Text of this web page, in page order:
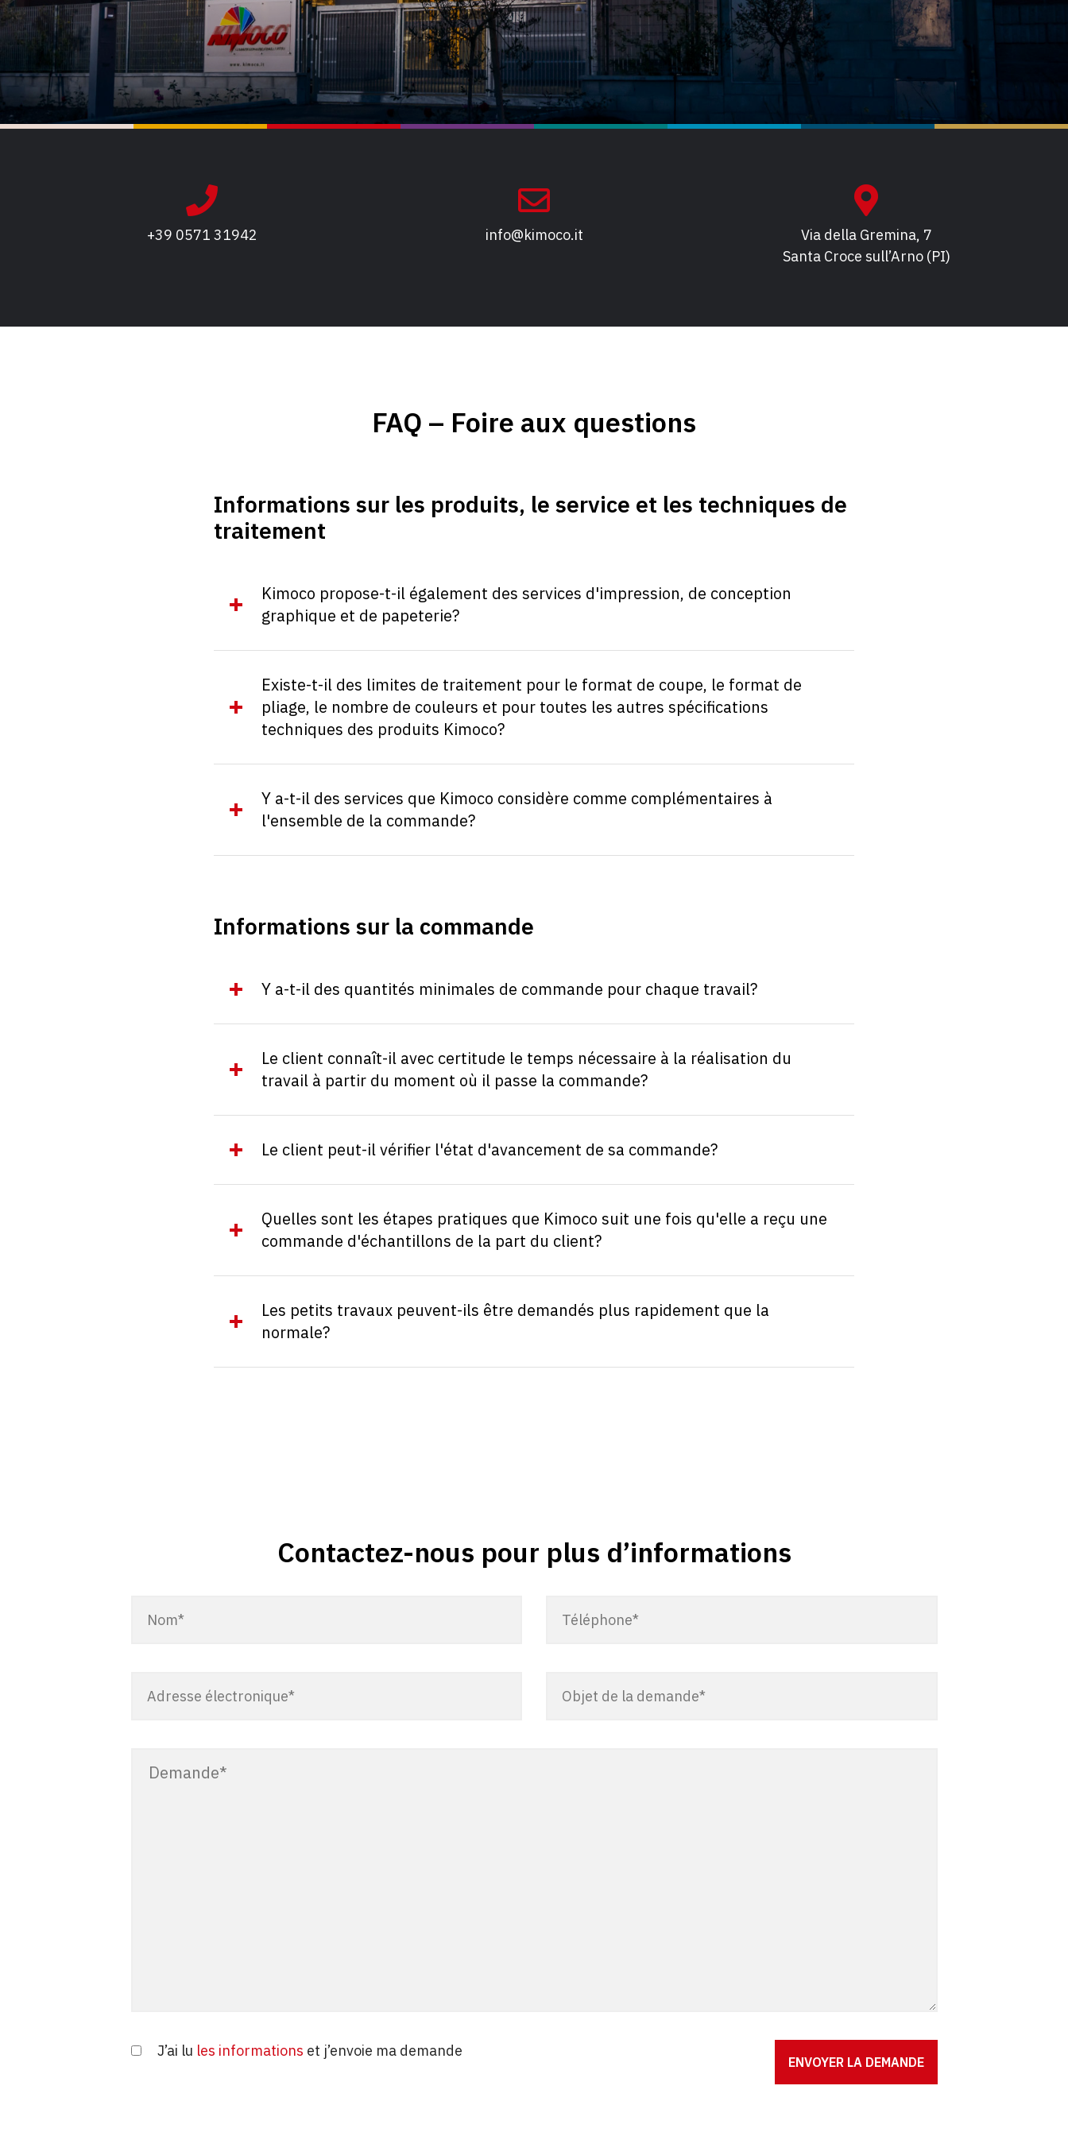
+39 0571 31942 info@kimoco.it
Via della Gremina, 7
Santa Croce sull’Arno (PI)
FAQ – Foire aux questions
Informations sur les produits, le service et les techniques de
traitement
Kimoco propose-t-il également des services d'impression, de conception
graphique et de papeterie?
Existe-t-il des limites de traitement pour le format de coupe, le format de
pliage, le nombre de couleurs et pour toutes les autres spécifications
techniques des produits Kimoco?
Y a-t-il des services que Kimoco considère comme complémentaires à
l'ensemble de la commande?
Informations sur la commande
Y a-t-il des quantités minimales de commande pour chaque travail?
Le client connaît-il avec certitude le temps nécessaire à la réalisation du
travail à partir du moment où il passe la commande?
Le client peut-il vérifier l'état d'avancement de sa commande?
Quelles sont les étapes pratiques que Kimoco suit une fois qu'elle a reçu une
commande d'échantillons de la part du client?
Les petits travaux peuvent-ils être demandés plus rapidement que la
normale?
Contactez-nous pour plus d’informations
J’ai lu les informations et j’envoie ma demande